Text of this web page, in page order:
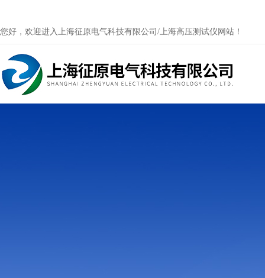
您好，欢迎进入上海征原电气科技有限公司/上海高压测试仪网站！